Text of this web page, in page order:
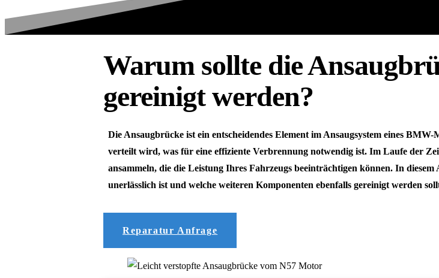
Warum sollte die
gereinigt werden?
Die Ansaugbrücke ist ein entscheidendes Element im Ansaugsystem eines
verteilt wird, was für eine effiziente Verbrennung notwendig ist. Im Laufe der
ansammeln, die die Leistung Ihres Fahrzeugs beeinträchtigen können. In
unerlässlich ist und welche weiteren Komponenten ebenfalls gereinigt werden
Reparatur Anfrage